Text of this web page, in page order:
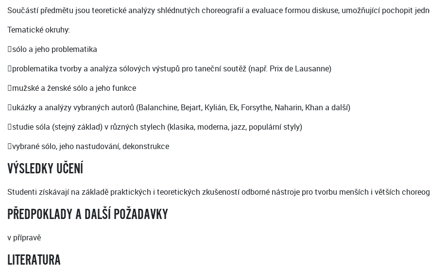
Součástí předmětu jsou teoretické analýzy shlédnutých choreografií a evaluace formou diskuse, umožňující pochopit
Tematické okruhy:
sólo a jeho problematika
problematika tvorby a analýza sólových výstupů pro taneční soutěž (např. Prix de Lausanne)
mužské a ženské sólo a jeho funkce
ukázky a analýzy vybraných autorů (Balanchine, Bejart, Kylián, Ek, Forsythe, Naharin, Khan a další)
studie sóla (stejný základ) v různých stylech (klasika, moderna, jazz, populární styly)
vybrané sólo, jeho nastudování, dekonstrukce
VÝSLEDKY UČENÍ
Studenti získávají na základě praktických i teoretických zkušeností odborné nástroje pro tvorbu menších i větších
PŘEDPOKLADY A DALŠÍ POŽADAVKY
v přípravě
LITERATURA